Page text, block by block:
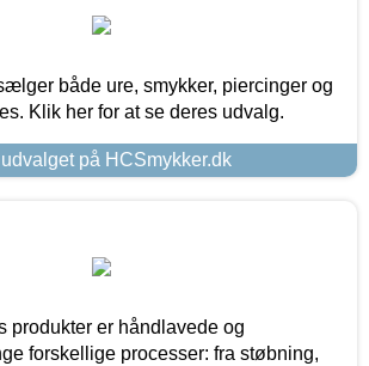
både ure, smykker, piercinger og
Klik her for at se deres udvalg.
på HCSmykker.dk
produkter er håndlavede og
forskellige processer: fra støbning,